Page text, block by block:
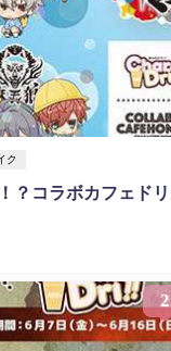
ク
？コラボカフェドリ
2